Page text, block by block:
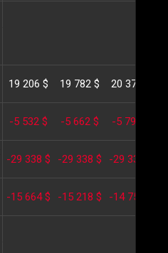
19 206 $ 19 782 $ 20 375 $
-5 532 $ -5 662 $ -5 796 $
-29 338 $ -29 338 $ -29 338 $
-15 664 $ -15 218 $ -14 758 $